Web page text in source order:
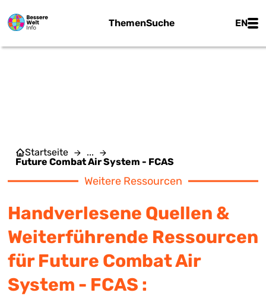
ThemenSuche EN
Startseite
...
Future Combat Air System - FCAS
Weitere Ressourcen
Handverlesene Quellen &
Weiterführende Ressourcen
für Future Combat Air
System - FCAS :